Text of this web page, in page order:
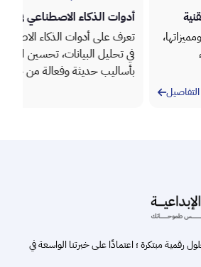
الاصطناعي في التسويق: دليل شامل
الذكاء الاصطناعي في التسويق وكيف
تحسين الحملات، وزيادة المبيعات
وفعالة من خلال المنظومة الإبداعية.
مبتكرة ؛ اعتمادًا على خبرتنا الواسعة في